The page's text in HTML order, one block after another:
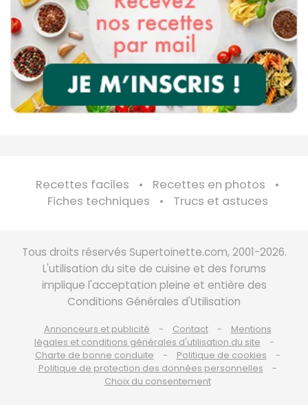
Recettes faciles
Recettes en photos
Fiches techniques
Trucs et astuces
Tous droits réservés Supertoinette.com, 2001-2026.
L'utilisation du site de cuisine et des forums
implique l'acceptation pleine et entière des
Conditions Générales d'Utilisation
Annonceurs et publicité Contact
Mentions
légales et conditions générales d'utilisation du site
Charte de bonne conduite
Politique de cookies
Politique de protection des données personnelles
Choix du consentement